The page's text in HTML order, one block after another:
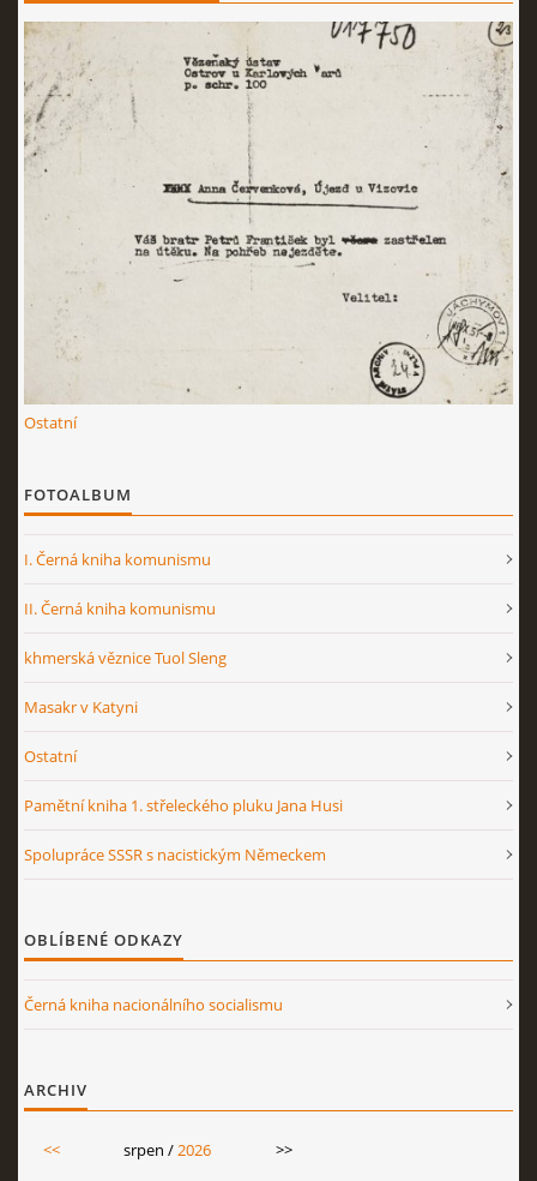
Ostatní
FOTOALBUM
I. Černá kniha komunismu
II. Černá kniha komunismu
khmerská věznice Tuol Sleng
Masakr v Katyni
Ostatní
Pamětní kniha 1. střeleckého pluku Jana Husi
Spolupráce SSSR s nacistickým Německem
OBLÍBENÉ ODKAZY
Černá kniha nacionálního socialismu
ARCHIV
<< srpen / 2026 >>